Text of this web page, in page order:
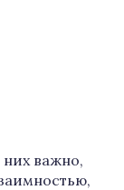
важно,